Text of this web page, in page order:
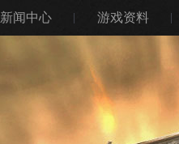
新闻中心 游戏资料